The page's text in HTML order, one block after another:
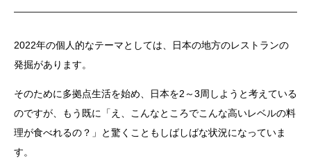
2022年の個人的なテーマとしては、日本の地方のレストランの
発掘があります。
そのために多拠点生活を始め、日本を2～3周しようと考えている
のですが、もう既に「え、こんなところでこんな高いレベルの料
理が食べれるの？」と驚くこともしばしばな状況になっていま
す。